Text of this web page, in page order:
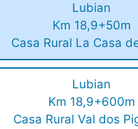
Lubian
Km 18,9+50m
Casa Rural La Casa
Lubian
Km 18,9+600m
Casa Rural Val dos